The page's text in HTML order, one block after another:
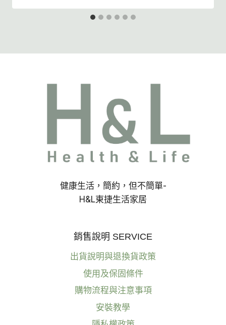
健康生活，簡約，但不簡單-
H&L東捷生活家居
銷售說明 SERVICE
出貨說明與退換貨政策
使用及保固條件
購物流程與注意事項
安裝教學